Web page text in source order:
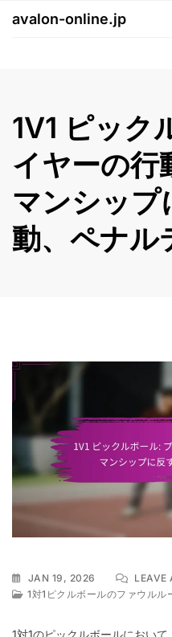
avalon-online.jp
1V1 ピック
イヤーの行
マンシップ
動、ペナル
JAN 19, 2026 LEAVE
1対1ピクルボールのファウルル